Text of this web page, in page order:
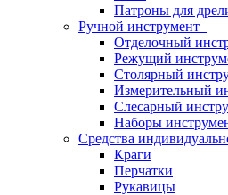
Патроны для
Ручной инструмент
Отделочный
Режущий
Столярный
Измерительный
Слесарный
Наборы
Средства
Краги
Перчатки
Рукавицы